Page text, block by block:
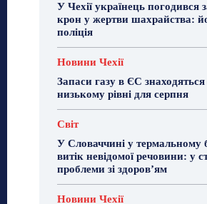
У Чехії українець погодився
крон у жертви шахрайства:
поліція
Новини Чехії
Запаси газу в ЄС
низькому рівні для серпня
Світ
У Словаччині у термальному
витік невідомої речовини: у
проблеми зі здоров’ям
Новини Чехії